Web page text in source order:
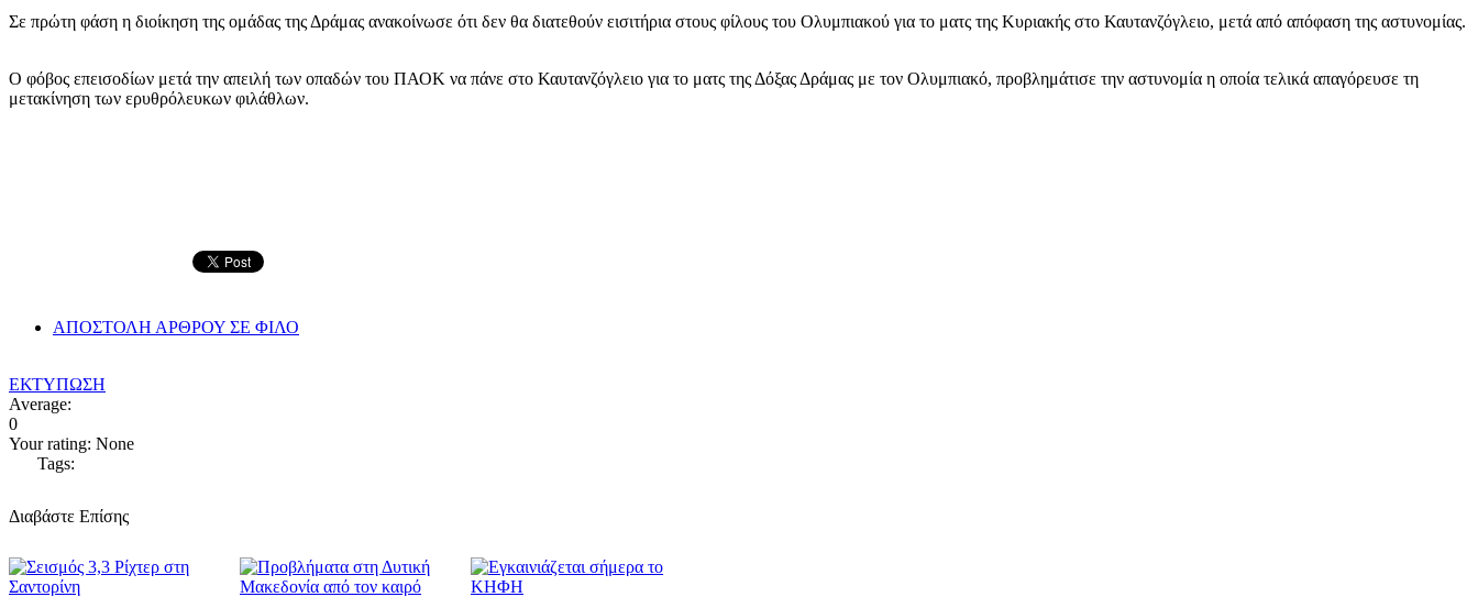
Σε πρώτη φάση η διοίκηση της ομάδας της Δράμας ανακοίνωσε ότι δεν θα διατεθούν εισιτήρια στους φίλους του Ολυμπιακού για το ματς της Κυριακής στο Καυτανζόγλειο, μετά από απόφαση της αστυνομίας.
Ο φόβος επεισοδίων μετά την απειλή των οπαδών του ΠΑΟΚ να πάνε στο Καυτανζόγλειο για το ματς της Δόξας Δράμας με τον Ολυμπιακό, προβλημάτισε την αστυνομία η οποία τελικά απαγόρευσε τη
μετακίνηση των ερυθρόλευκων φιλάθλων.
ΑΠΟΣΤΟΛΗ ΑΡΘΡΟΥ ΣΕ ΦΙΛΟ
ΕΚΤΥΠΩΣΗ
Average:
0
Your rating: None
Tags:
Διαβάστε Επίσης